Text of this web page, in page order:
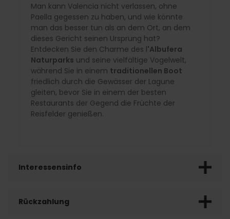
Man kann Valencia nicht verlassen, ohne
Paella gegessen zu haben, und wie könnte
man das besser tun als an dem Ort, an dem
dieses Gericht seinen Ursprung hat?
Entdecken Sie den Charme des l'Albufera
Naturparks und seine vielfältige Vogelwelt,
während Sie in einem traditionellen Boot
friedlich durch die Gewässer der Lagune
gleiten, bevor Sie in einem der besten
Restaurants der Gegend die Früchte der
Reisfelder genießen.
Interessensinfo
Rückzahlung